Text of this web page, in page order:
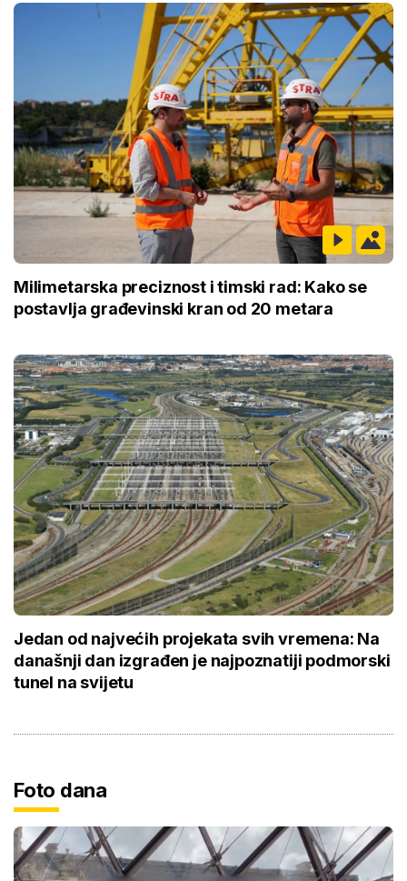
Milimetarska preciznost i timski rad: Kako se
postavlja građevinski kran od 20 metara
Jedan od najvećih projekata svih vremena: Na
današnji dan izgrađen je najpoznatiji podmorski
tunel na svijetu
Foto dana